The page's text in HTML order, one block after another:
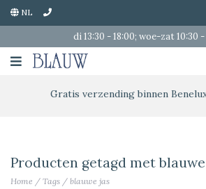
NL
di 13:30 - 18:00; woe-zat 10:30 -
Gratis verzending binnen
Producten getagd met
Home / Tags / blauwe jas